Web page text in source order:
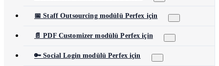
📅 Staff Outsourcing modülü Perfex için
📄 PDF Customizer modülü Perfex için
🔑 Social Login modülü Perfex için